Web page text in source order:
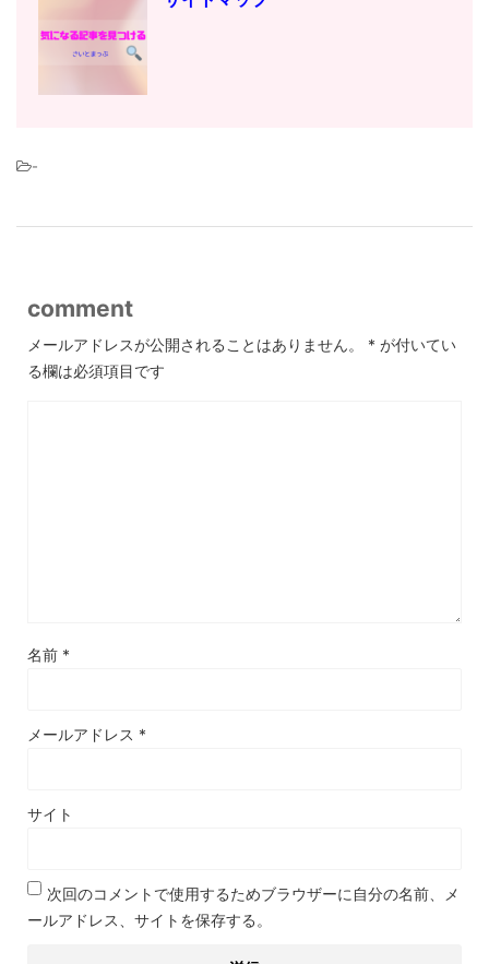
-
comment
メールアドレスが公開されることはありません。 * が付いてい
る欄は必須項目です
名前 *
メールアドレス *
サイト
次回のコメントで使用するためブラウザーに自分の名前、メ
ールアドレス、サイトを保存する。